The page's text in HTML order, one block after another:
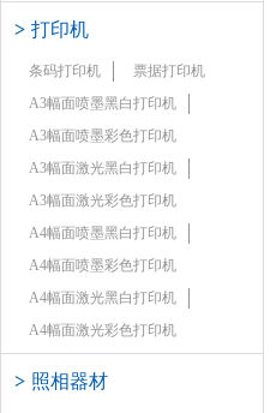
> 打印机
条码打印机
票据打印机
A3幅面喷墨黑白打印机
A3幅面喷墨彩色打印机
A3幅面激光黑白打印机
A3幅面激光彩色打印机
A4幅面喷墨黑白打印机
A4幅面喷墨彩色打印机
A4幅面激光黑白打印机
A4幅面激光彩色打印机
> 照相器材